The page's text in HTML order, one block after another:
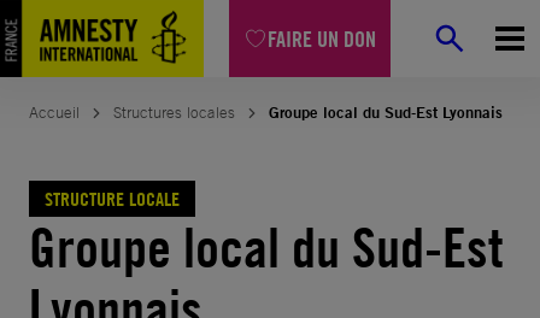
FAIRE UN DON
Aller
au
contenu
Accueil Structures locales Groupe local du Sud-Est Lyonnais
STRUCTURE LOCALE
Groupe local du Sud-Est